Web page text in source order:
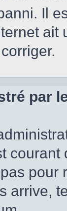
Il
par
arrive,